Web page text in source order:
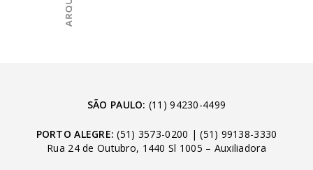
SÃO PAULO: (11) 94230-4499
PORTO ALEGRE: (51) 3573-0200 |(51) 99138-3330
Rua 24 de Outubro, 1440 Sl 1005 – Auxiliadora